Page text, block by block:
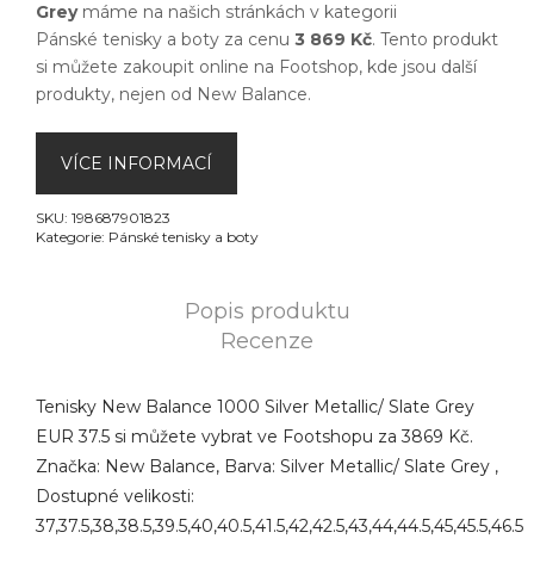
Greymáme na našich stránkách v kategorii
Pánské tenisky a boty za cenu 3 869 Kč. Tento produkt
si můžete zakoupit online na Footshop, kde jsou další
produkty, nejen od New Balance.
VÍCE INFORMACÍ
SKU: 198687901823
Kategorie: Pánské tenisky a boty
Popis produktu
Recenze
Tenisky New Balance 1000 Silver Metallic/ Slate Grey
EUR 37.5 si můžete vybrat ve Footshopu za 3869 Kč.
Značka: New Balance, Barva: Silver Metallic/ Slate Grey ,
Dostupné velikosti:
37,37.5,38,38.5,39.5,40,40.5,41.5,42,42.5,43,44,44.5,45,45.5,46.5